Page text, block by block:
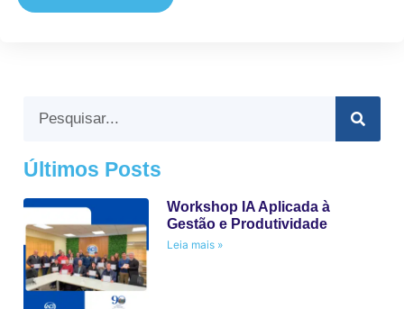
Últimos Posts
Workshop IA Aplicada à
Gestão e Produtividade
Leia mais »